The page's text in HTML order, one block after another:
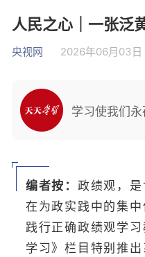
人民之心｜一张泛
央视网 2026年06月03日
学习使我们永
编者按： 政绩观，
在为政实践中的集
践行正确政绩观学
学习》栏目特别推